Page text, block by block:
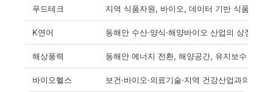
푸드테크 지역 식품자원, 바이오, 데이터 기반 식품산업
K연어 동해안 수산·양식·해양바이오 산업의 상징 키워
해상풍력 동해안 에너지 전환, 해양공간, 유지보수 인력
바이오헬스 보건·바이오·의료기술·지역 건강산업과의 접점